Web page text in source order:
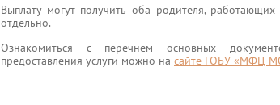
Выплату могут получить оба родителя,
отдельно.
Ознакомиться с перечнем основных
предоставления услуги можно на сайте ГОБУ «МФЦ